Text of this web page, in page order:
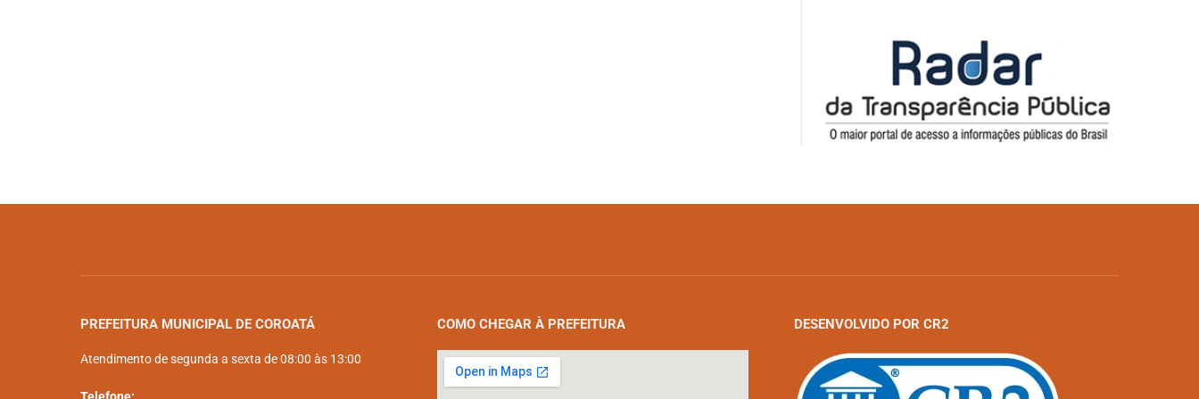
PREFEITURA MUNICIPAL DE COROATÁ
Atendimento de segunda a sexta de 08:00 às 13:00
COMO CHEGAR À PREFEITURA DESENVOLVIDO POR CR2